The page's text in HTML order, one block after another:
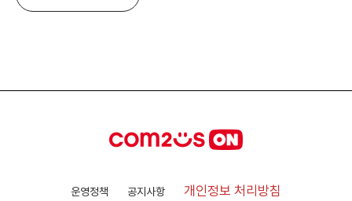
운영정책 공지사항 개인정보 처리방침